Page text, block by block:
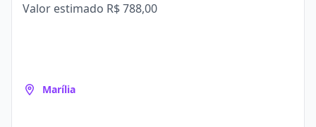
Valor estimado R$ 788,00
Marília